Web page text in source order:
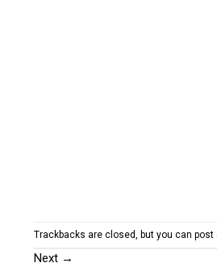
Trackbacks are closed, but you can post
Next →